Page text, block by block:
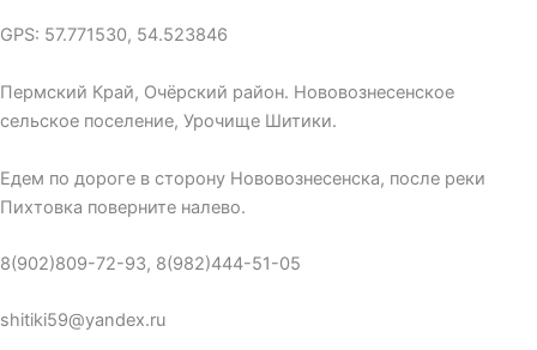
GPS: 57.771530, 54.523846
Пермский Край, Очёрский район. Нововознесенское
сельское поселение, Урочище Шитики.
Едем по дороге в сторону Нововознесенска, после реки
Пихтовка поверните налево.
8(902)809-72-93, 8(982)444-51-05
shitiki59@yandex.ru